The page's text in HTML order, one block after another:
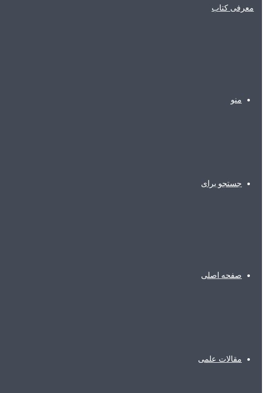
منو
جستجو برای
صفحه اصلی
مقالات علمی